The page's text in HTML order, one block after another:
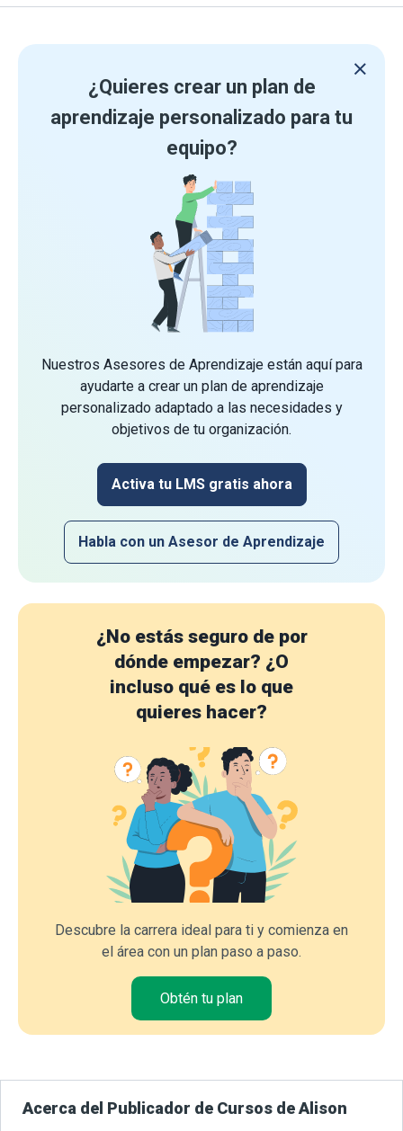
¿Quieres crear un plan de
aprendizaje personalizado para tu
equipo?
Nuestros Asesores de Aprendizaje están aquí para
ayudarte a crear un plan de aprendizaje
personalizado adaptado a las necesidades y
objetivos de tu organización.
Activa tu LMS gratis ahora
Habla con un Asesor de Aprendizaje
¿No estás seguro de por
dónde empezar? ¿O
incluso qué es lo que
quieres hacer?
Descubre la carrera ideal para ti y comienza en
el área con un plan paso a paso.
Obtén tu plan
Acerca del Publicador de Cursos de Alison